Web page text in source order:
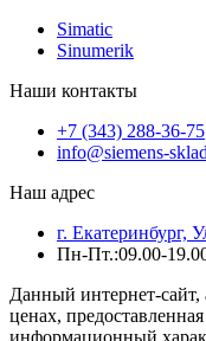
Simatic
Sinumerik
Наши контакты
+7 (343) 288-36-75
info@siemens-
Наш адрес
г. Екатеринбург,
Пн-Пт.:09.00-
Данный интернет-сайт,
ценах,
информационный